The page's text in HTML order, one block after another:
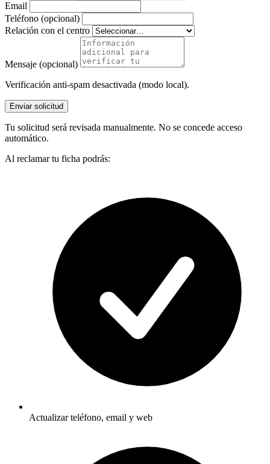
Email
Teléfono (opcional)
Relación con el centro
Mensaje (opcional)
Verificación anti-spam desactivada (modo local).
Enviar solicitud
Tu solicitud será revisada manualmente. No se concede acceso
automático.
Al reclamar tu ficha podrás:
Actualizar teléfono, email y web